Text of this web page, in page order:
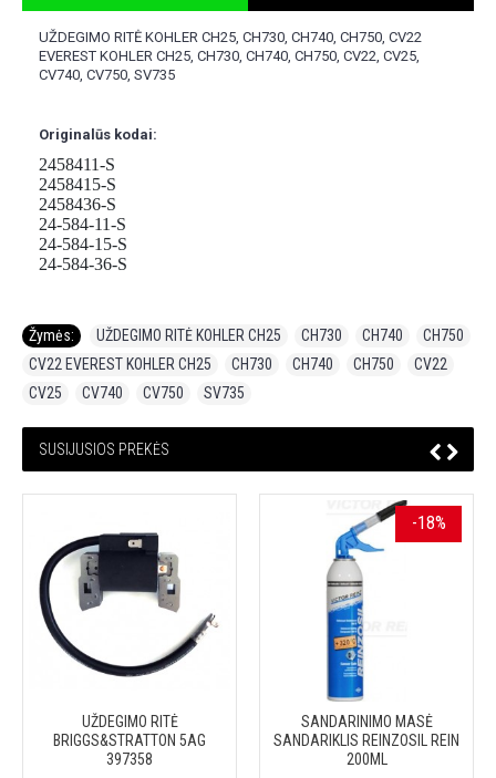
UŽDEGIMO RITĖ KOHLER CH25, CH730, CH740, CH750, CV22
EVEREST KOHLER CH25, CH730, CH740, CH750, CV22, CV25,
CV740, CV750, SV735
Originalūs kodai:
2458411-S
2458415-S
2458436-S
24-584-11-S
24-584-15-S
24-584-36-S
Žymės: UŽDEGIMO RITĖ KOHLER CH25 CH730 CH740 CH750
CV22 EVEREST KOHLER CH25
CH730 CH740 CH750 CV22
CV25
CV740 CV750 SV735
SUSIJUSIOS PREKĖS
UŽDEGIMO RITĖ
BRIGGS&STRATTON 5AG
397358
-18%
SANDARINIMO MASĖ
SANDARIKLIS REINZOSIL REIN
200ML